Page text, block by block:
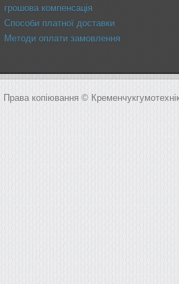
грошова компенсація
Способи платної доставки
Методи оплати замовлення
Права копіювання ©